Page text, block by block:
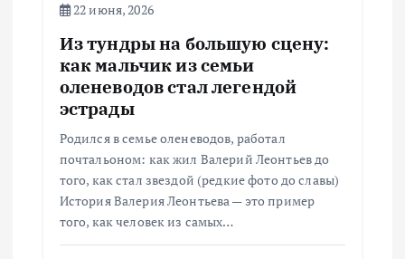
22 июня, 2026
Из тундры на большую сцену:
как мальчик из семьи
оленеводов стал легендой
эстрады
Родился в семье оленеводов, работал
почтальоном: как жил Валерий Леонтьев до
того, как стал звездой (редкие фото до славы)
История Валерия Леонтьева — это пример
того, как человек из самых…